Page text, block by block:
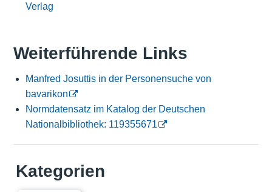
Verlag
Weiterführende Links
Manfred Josuttis in der Personensuche von
bavarikon
Normdatensatz im Katalog der Deutschen
Nationalbibliothek: 119355671
Kategorien